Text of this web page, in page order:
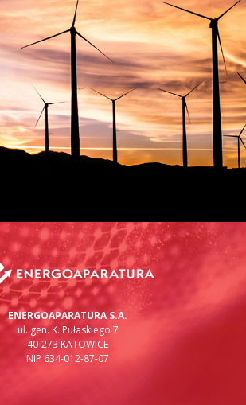
ENERGOAPARATURA S.A.
ul. gen. K. Pułaskiego 7
40-273 KATOWICE
NIP 634-012-87-07